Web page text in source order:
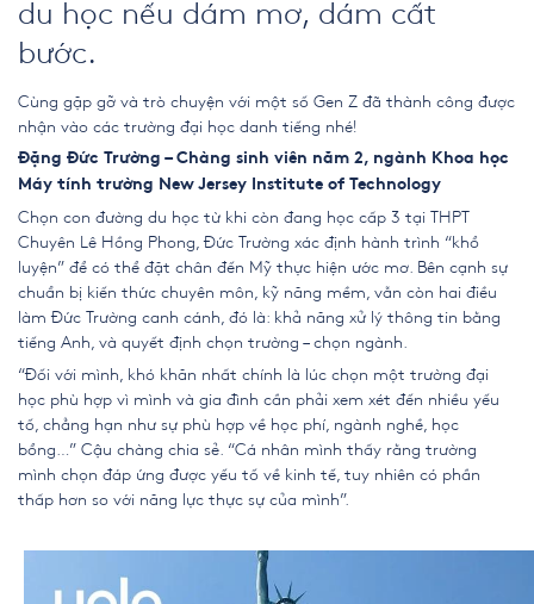
du học nếu dám mơ, dám cất
bước.
Cùng gặp gỡ và trò chuyện với một số Gen Z đã thành công được
nhận vào các trường đại học danh tiếng nhé!
Đặng Đức Trường – Chàng sinh viên năm 2, ngành Khoa học
Máy tính trường New Jersey Institute of Technology
Chọn con đường du học từ khi còn đang học cấp 3 tại THPT
Chuyên Lê Hồng Phong, Đức Trường xác định hành trình “khổ
luyện” để có thể đặt chân đến Mỹ thực hiện ước mơ. Bên cạnh sự
chuẩn bị kiến thức chuyên môn, kỹ năng mềm, vẫn còn hai điều
làm Đức Trường canh cánh, đó là: khả năng xử lý thông tin bằng
tiếng Anh, và quyết định chọn trường – chọn ngành.
“Đối với mình, khó khăn nhất chính là lúc chọn một trường đại
học phù hợp vì mình và gia đình cần phải xem xét đến nhiều yếu
tố, chẳng hạn như sự phù hợp về học phí, ngành nghề, học
bổng…” Cậu chàng chia sẻ. “Cá nhân mình thấy rằng trường
mình chọn đáp ứng được yếu tố về kinh tế, tuy nhiên có phần
thấp hơn so với năng lực thực sự của mình”.